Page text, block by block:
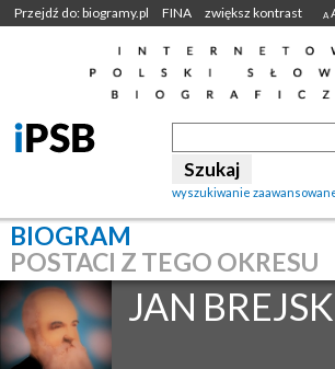
Przejdź do: biogramy.pl FINA zwiększ kontrast A
wyszukiwanie
BIOGRAM
POSTACI Z TEGO OKRESU
JAN